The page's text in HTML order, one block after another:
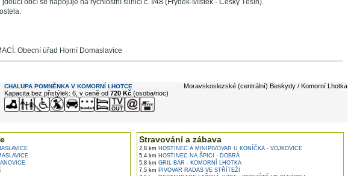
jdoucí obcí se napojuje na rychlostní silnici č. I/48 (Frýdek-Místek - Český Těšín).
Obecní úřad Horní Domaslavice
CHALUPA POMNĚNKA V KOMORNÍ LHOTCE
Moravskoslezské (centrální) Beskydy / Komorní Lhotka
Kapacita bez přistýlek: 6, v ceně od 720 Kč(osoba/noc)
Stravování a zábava
2,8 km HOSTINEC A MINIPIVOVAR U KONÍČKA - VOJKOVICE
5,4 km HOSTINEC NA ŠPICI - DOBRÁ
5,8 km GRIL BAR - KOMORNÍ LHOTKA
7,5 km PIVOVAR RADAS VE STŘÍTEŽI